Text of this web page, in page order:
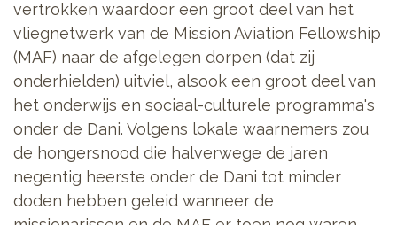
vertrokken waardoor een groot deel van het
vliegnetwerk van de Mission Aviation Fellowship
(MAF) naar de afgelegen dorpen (dat zij
onderhielden) uitviel, alsook een groot deel van
het onderwijs en sociaal-culturele programma's
onder de Dani. Volgens lokale waarnemers zou
de hongersnood die halverwege de jaren
negentig heerste onder de Dani tot minder
doden hebben geleid wanneer de